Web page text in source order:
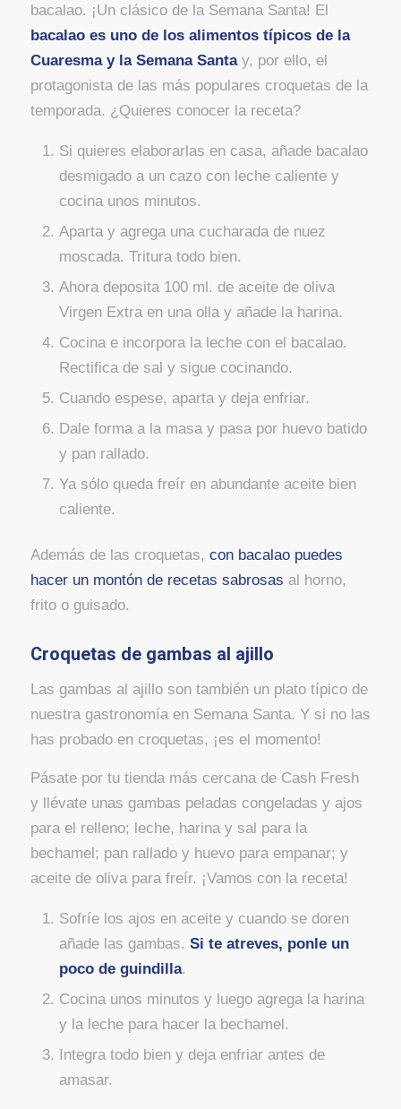
bacalao. ¡Un clásico de la Semana Santa! El
bacalao es uno de los alimentos típicos de la
Cuaresma y la Semana Santay, por ello, el
protagonista de las más populares croquetas de la
temporada. ¿Quieres conocer la receta?
Si quieres elaborarlas en casa, añade bacalao
desmigado a un cazo con leche caliente y
cocina unos minutos.
Aparta y agrega una cucharada de nuez
moscada. Tritura todo bien.
Ahora deposita 100 ml. de aceite de oliva
Virgen Extra en una olla y añade la harina.
Cocina e incorpora la leche con el bacalao.
Rectifica de sal y sigue cocinando.
Cuando espese, aparta y deja enfriar.
Dale forma a la masa y pasa por huevo batido
y pan rallado.
Ya sólo queda freír en abundante aceite bien
caliente.
Además de las croquetas, con bacalao puedes
hacer un montón de recetas sabrosas al horno,
frito o guisado.
Croquetas de gambas al ajillo
Las gambas al ajillo son también un plato típico de
nuestra gastronomía en Semana Santa. Y si no las
has probado en croquetas, ¡es el momento!
Pásate por tu tienda más cercana de Cash Fresh
y llévate unas gambas peladas congeladas y ajos
para el relleno; leche, harina y sal para la
bechamel; pan rallado y huevo para empanar; y
aceite de oliva para freír. ¡Vamos con la receta!
Sofríe los ajos en aceite y cuando se doren
añade las gambas. Si te atreves, ponle un
poco de guindilla.
Cocina unos minutos y luego agrega la harina
y la leche para hacer la bechamel.
Integra todo bien y deja enfriar antes de
amasar.